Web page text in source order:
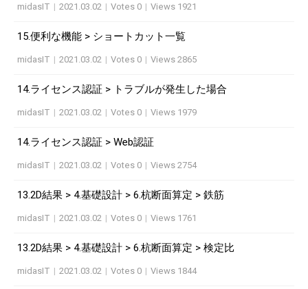
midasIT | 2021.03.02 | Votes 0 | Views 1921
15.便利な機能 > ショートカット一覧
midasIT | 2021.03.02 | Votes 0 | Views 2865
14.ライセンス認証 > トラブルが発生した場合
midasIT | 2021.03.02 | Votes 0 | Views 1979
14.ライセンス認証 > Web認証
midasIT | 2021.03.02 | Votes 0 | Views 2754
13.2D結果 > 4.基礎設計 > 6.杭断面算定 > 鉄筋
midasIT | 2021.03.02 | Votes 0 | Views 1761
13.2D結果 > 4.基礎設計 > 6.杭断面算定 > 検定比
midasIT | 2021.03.02 | Votes 0 | Views 1844